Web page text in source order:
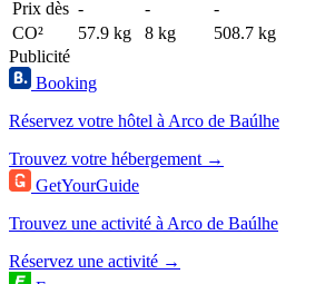
Prix dès - -
-
CO²
57.9 kg 8 kg
508.7 kg
Publicité
Booking
Réservez votre hôtel à Arco de Baúlhe
Trouvez votre hébergement →
GetYourGuide
Trouvez une activité à Arco de Baúlhe
Réservez une activité →